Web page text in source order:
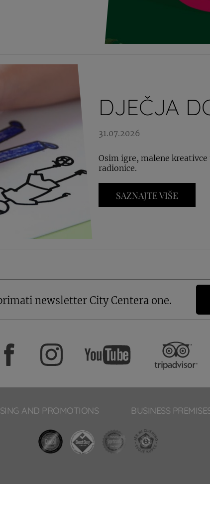
DJEČJA
31.07.2026
Osim igre, malene
radionice.
SAZNAJTE VIŠE
newsletter City Centera one.
AND PROMOTIONS BUSINESS